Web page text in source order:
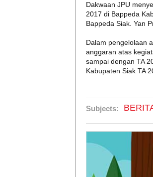
Dakwaan JPU
2017 di Bappeda
Bappeda Siak. Yan
Dalam pengelolaan
anggaran atas
sampai dengan TA
Kabupaten Siak TA
Subjects: